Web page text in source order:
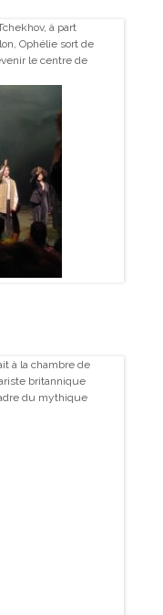
à part
Ophélie sort de
le centre de
à la chambre de
britannique
du mythique